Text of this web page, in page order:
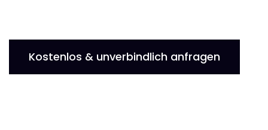
Kostenlos & unverbindlich anfragen